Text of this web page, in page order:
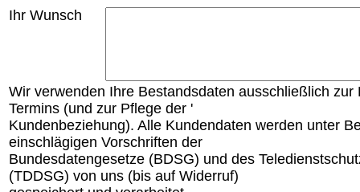
Ihr Wunsch
Wir verwenden Ihre Bestandsdaten ausschließlich zur
Termins (und zur Pflege der '
Kundenbeziehung). Alle Kundendaten werden unter
einschlägigen Vorschriften der
Bundesdatengesetze (BDSG) und des
(TDDSG) von uns (bis auf Widerruf)